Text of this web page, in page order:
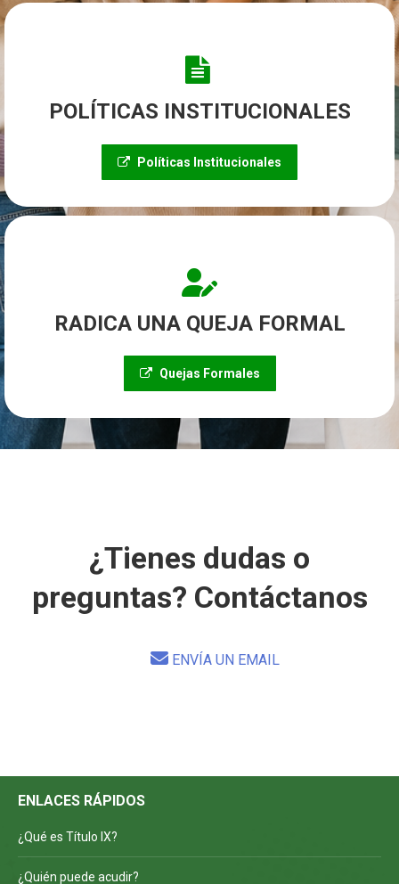
POLÍTICAS INSTITUCIONALES
Políticas Institucionales
RADICA UNA QUEJA FORMAL
Quejas Formales
¿Tienes dudas o
preguntas? Contáctanos
ENVÍA UN EMAIL
ENLACES RÁPIDOS
¿Qué es Título IX?
¿Quién puede acudir?